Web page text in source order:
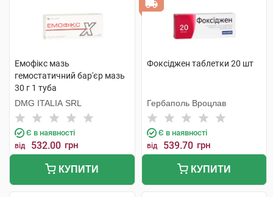
Емофікс мазь
гемостатичний бар'єр мазь
30 г 1 туба
DMG ITALIA SRL
Є в наявності
від 532.00 грн
КУПИТИ
Фоксіджен таблетки 20 шт
Гербаполь Вроцлав
Є в наявності
від 539.70 грн
КУПИТИ